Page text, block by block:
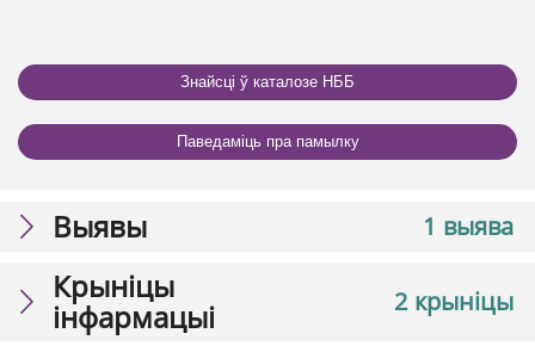
Знайсці ў каталозе НББ
Паведаміць пра памылку
1 выява
Выявы
2 крыніцы
Крыніцы
інфармацыі